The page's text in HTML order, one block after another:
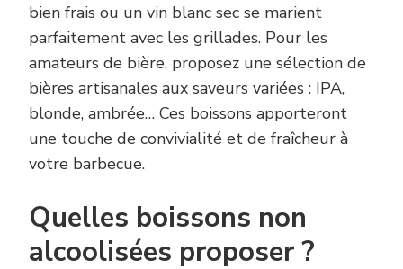
bien frais ou un vin blanc sec se marient
parfaitement avec les grillades. Pour les
amateurs de bière, proposez une sélection de
bières artisanales aux saveurs variées : IPA,
blonde, ambrée… Ces boissons apporteront
une touche de convivialité et de fraîcheur à
votre barbecue.
Quelles boissons non
alcoolisées proposer ?